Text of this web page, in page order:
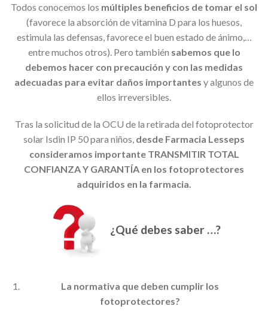
Todos conocemos los múltiples beneficios de tomar el sol
(favorece la absorción de vitamina D para los huesos,
estimula las defensas, favorece el buen estado de ánimo,…
entre muchos otros). Pero también sabemos que lo
debemos hacer con precaución y con las medidas
adecuadas para evitar daños importantes y algunos de
ellos irreversibles.
Tras la solicitud de la OCU de la retirada del fotoprotector
solar Isdin IP 50 para niños, desde Farmacia Lesseps
consideramos importante TRANSMITIR TOTAL
CONFIANZA Y GARANTÍA en los fotoprotectores
adquiridos en la farmacia.
¿Qué debes saber …?
La normativa que deben cumplir los
fotoprotectores?